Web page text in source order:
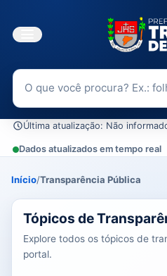
Buscar no Portal da
Última atualização: Não
Dados atualizados em tempo real
Início/Transparência Pública
0 tópicos carregados do
Tópicos de
Explore todos os tópicos de
portal.